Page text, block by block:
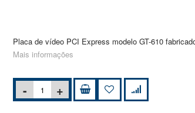
Placa de vídeo PCI Express modelo GT-610
Mais informações